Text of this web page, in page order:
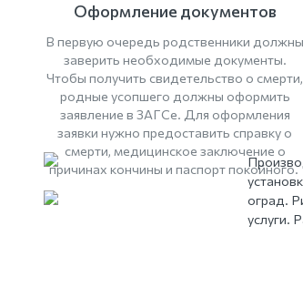
оград.
услуги.
Оформление документов
В первую очередь родственники должны
заверить необходимые документы.
Чтобы получить свидетельство о смерти,
родные усопшего должны оформить
заявление в ЗАГСе. Для оформления
заявки нужно предоставить справку о
смерти, медицинское заключение о
причинах кончины и паспорт покойного.